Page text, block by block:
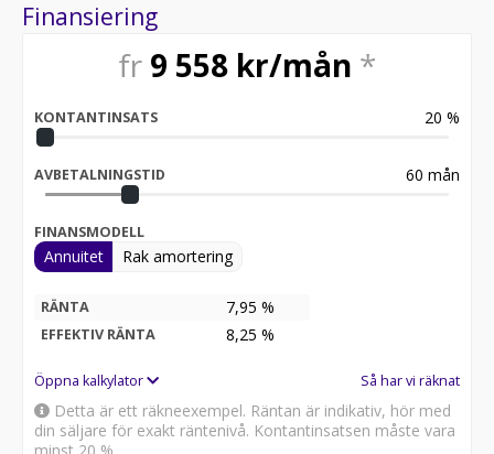
Finansiering
fr 9 558 kr/mån *
KONTANTINSATS 20 %
AVBETALNINGSTID 60 mån
FINANSMODELL
Annuitet Rak amortering
RÄNTA 7,95 %
EFFEKTIV RÄNTA 8,25 %
Öppna kalkylator Så har vi räknat
Detta är ett räkneexempel. Räntan är indikativ, hör med
din säljare för exakt räntenivå. Kontantinsatsen måste vara
minst 20 %.